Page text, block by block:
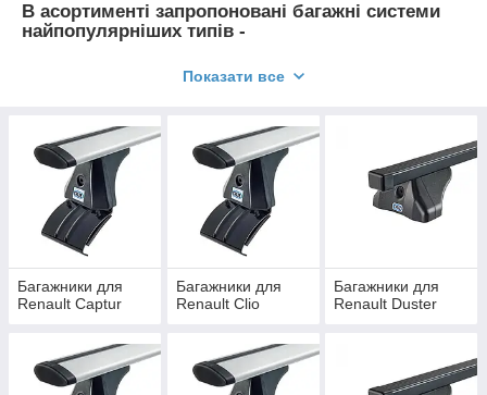
В асортименті запропоновані багажні системи
найпопулярніших типів -
Cruze Alu, Cruze Alu-Cargo...)
багажники на дах з рейлінгами (Cruz AT/AX, Cruz
Airo, Cruz Alu-R..)
Показати все
Багажники для
Renault Captur
Багажники для
Renault Clio
Багажники для
Renault Duster